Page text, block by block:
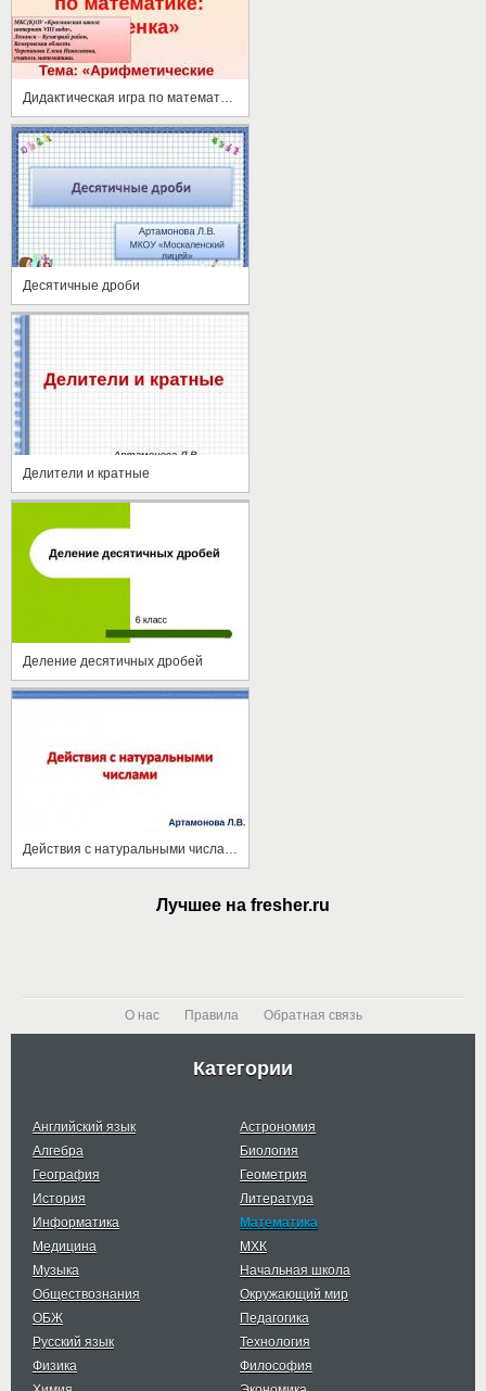
Десятичные дроби
Делители и кратные
Деление десятичных дробей
Лучшее на fresher.ru
О нас Правила Обратная связь
Категории
Английский язык
Астрономия
Алгебра
Биология
География
Геометрия
История
Литература
Информатика
Математика
Медицина
МХК
Музыка
Начальная школа
Обществознания
Окружающий мир
ОБЖ
Педагогика
Русский язык
Технология
Физика
Философия